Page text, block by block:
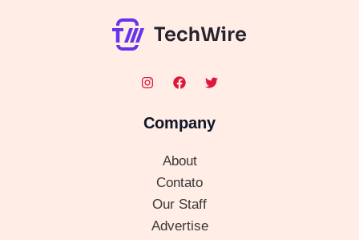
Company
About
Contato
Our Staff
Advertise